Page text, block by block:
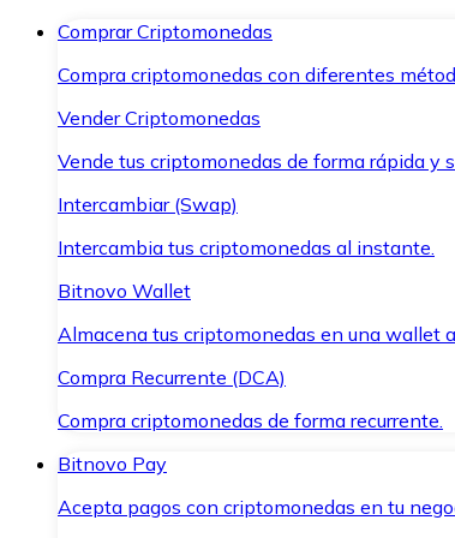
Comprar Criptomonedas
Compra criptomonedas con diferentes
Vender Criptomonedas
Vende tus criptomonedas de forma rápida y
Intercambiar (Swap)
Intercambia tus criptomonedas al instante.
Bitnovo Wallet
Almacena tus criptomonedas en una wallet
Compra Recurrente (DCA)
Compra criptomonedas de forma recurrente.
Bitnovo Pay
Acepta pagos con criptomonedas en tu